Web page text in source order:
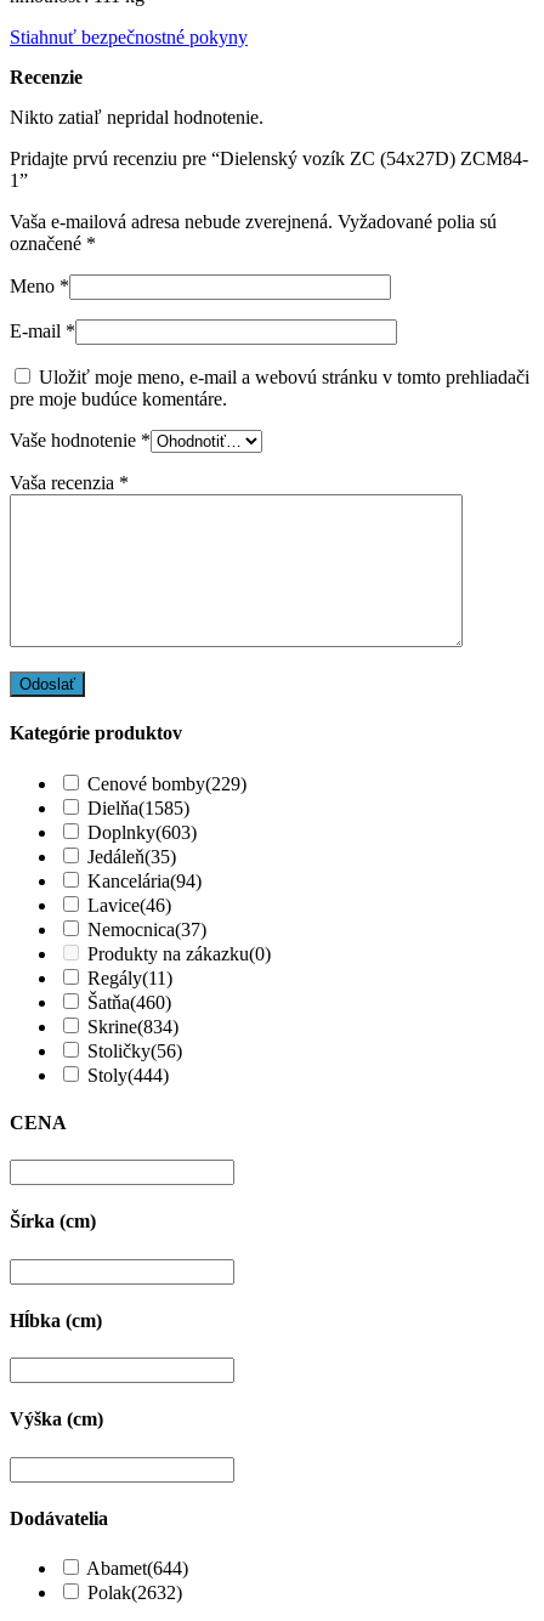
Stiahnuť bezpečnostné pokyny
Recenzie
Nikto zatiaľ nepridal hodnotenie.
Pridajte prvú recenziu pre “Dielenský vozík ZC (54x27D) ZCM84-
1”
Vaša e-mailová adresa nebude zverejnená. Vyžadované polia sú
označené *
Meno *
E-mail *
Uložiť moje meno, e-mail a webovú stránku v tomto prehliadači
pre moje budúce komentáre.
Vaše hodnotenie *
Vaša recenzia *
Kategórie produktov
Cenové bomby(229)
Dielňa(1585)
Doplnky(603)
Jedáleň(35)
Kancelária(94)
Lavice(46)
Nemocnica(37)
Produkty na zákazku(0)
Regály(11)
Šatňa(460)
Skrine(834)
Stoličky(56)
Stoly(444)
CENA
Šírka (cm)
Hĺbka (cm)
Výška (cm)
Dodávatelia
Abamet(644)
Polak(2632)